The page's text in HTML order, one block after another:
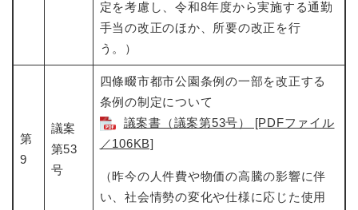
定を考慮し、令和8年度から実施する通勤
手当の改正のほか、所要の改正を行
う。）
第
9
議案
第53
号
四條畷市都市公園条例の一部を改正する
条例の制定について​
議案書（議案第53号） [PDFファイル
／106KB]
（昨今の人件費や物価の高騰の影響に伴
い、社会情勢の変化や仕様に応じた使用